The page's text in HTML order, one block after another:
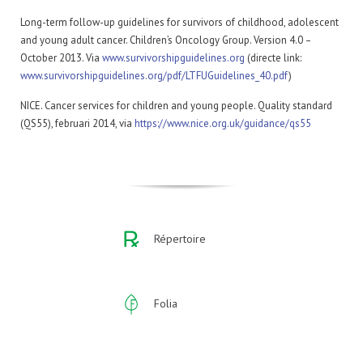
Long-term follow-up guidelines for survivors of childhood, adolescent
and young adult cancer. Children’s Oncology Group. Version 4.0 –
October 2013. Via www.survivorshipguidelines.org (directe link:
www.survivorshipguidelines.org/pdf/LTFUGuidelines_40.pdf)
NICE. Cancer services for children and young people. Quality standard
(QS55), februari 2014, via https://www.nice.org.uk/guidance/qs55
Répertoire
Folia